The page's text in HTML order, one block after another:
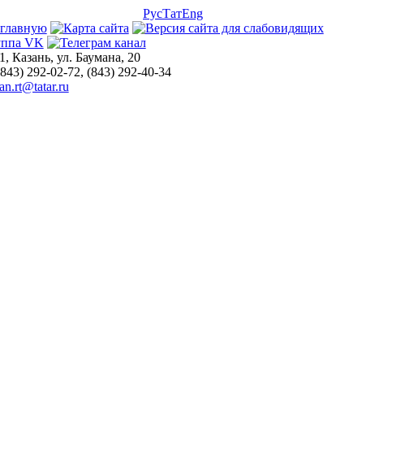
РусТатEng
Казань, ул. Баумана, 20
292-02-72, (843) 292-40-34
an.rt@tatar.ru